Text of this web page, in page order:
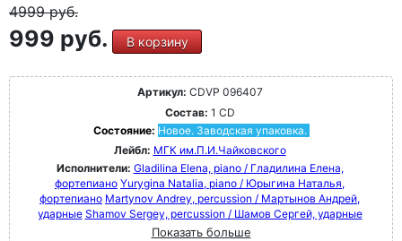
4999руб.
999 руб. В корзину
Артикул: CDVP 096407
Состав: 1 CD
Состояние: Новое. Заводская упаковка.
Лейбл: МГК им.П.И.Чайковского
Исполнители: Gladilina Elena, piano / Гладилина Елена,
фортепиано Yurygina Natalia, piano / Юрыгина Наталья,
фортепиано Martynov Andrey, percussion / Мартынов Андрей,
ударные Shamov Sergey, percussion / Шамов Сергей, ударные
Показать больше